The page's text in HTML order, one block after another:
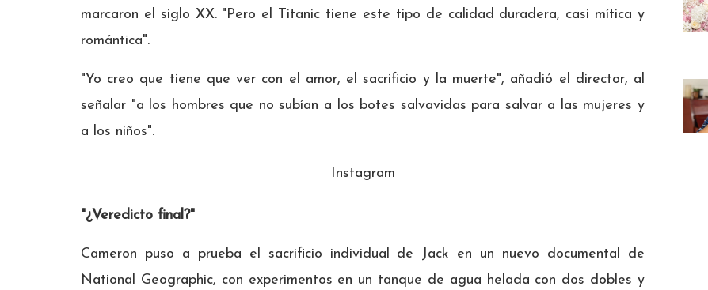
marcaron el siglo XX. "Pero el Titanic tiene este tipo de calidad duradera, casi mítica y
romántica".
"Yo creo que tiene que ver con el amor, el sacrificio y la muerte", añadió el director, al
señalar "a los hombres que no subían a los botes salvavidas para salvar a las mujeres y
a los niños".
Instagram
"¿Veredicto final?"
Cameron puso a prueba el sacrificio individual de Jack en un nuevo documental de
National Geographic, con experimentos en un tanque de agua helada con dos dobles y